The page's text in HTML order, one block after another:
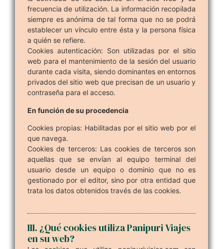
frecuencia de utilización. La información recopilada
siempre es anónima de tal forma que no se podrá
establecer un vínculo entre ésta y la persona física
a quién se refiere.
Cookies autenticación: Son utilizadas por el sitio
web para el mantenimiento de la sesión del usuario
durante cada visita, siendo dominantes en entornos
privados del sitio web que precisan de un usuario y
contraseña para el acceso.
En función de su procedencia
Cookies propias: Habilitadas por el sitio web por el
que navega.
Cookies de terceros: Las cookies de terceros son
aquellas que se envían al equipo terminal del
usuario desde un equipo o dominio que no es
gestionado por el editor, sino por otra entidad que
trata los datos obtenidos través de las cookies.
III. ¿Qué cookies utiliza Panipuri Viajes
en su web?